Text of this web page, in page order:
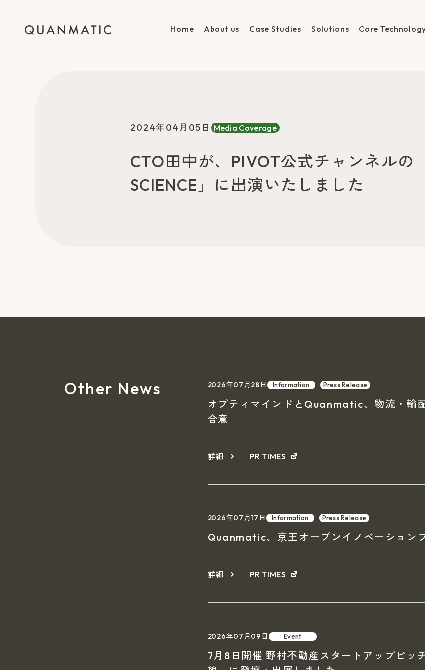
Home About us Case Studies Solutions Core Technology
2024年04月05日 Media Coverage
CTO田中が、PIVOT公式チャンネルの
SCIENCE」に出演いたしました
Other News 2026年07月28日 Information Press Release
オプティマインドとQuanmatic、物流・輸
合意
詳細 PR TIMES
2026年07月17日 Information Press Release
Quanmatic、京王オープンイノベーション
詳細 PR TIMES
2026年07月09日 Event
7月8日開催 野村不動産スタートアップピッ